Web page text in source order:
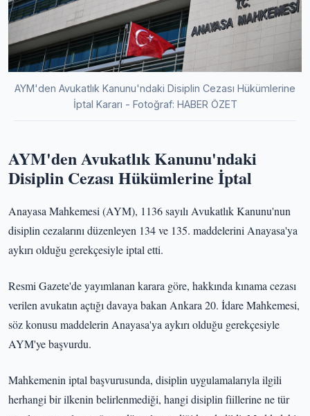
AYM'den Avukatlık Kanunu'ndaki Disiplin Cezası Hükümlerine
İptal Kararı - Fotoğraf: HABER ÖZET
AYM'den Avukatlık Kanunu'ndaki
Disiplin Cezası Hükümlerine İptal
Anayasa Mahkemesi (AYM), 1136 sayılı Avukatlık Kanunu'nun
disiplin cezalarını düzenleyen 134 ve 135. maddelerini Anayasa'ya
aykırı olduğu gerekçesiyle iptal etti.
Resmi Gazete'de yayımlanan karara göre, hakkında kınama cezası
verilen avukatın açtığı davaya bakan Ankara 20. İdare Mahkemesi,
söz konusu maddelerin Anayasa'ya aykırı olduğu gerekçesiyle
AYM'ye başvurdu.
Mahkemenin iptal başvurusunda, disiplin uygulamalarıyla ilgili
herhangi bir ilkenin belirlenmediği, hangi disiplin fiillerine ne tür